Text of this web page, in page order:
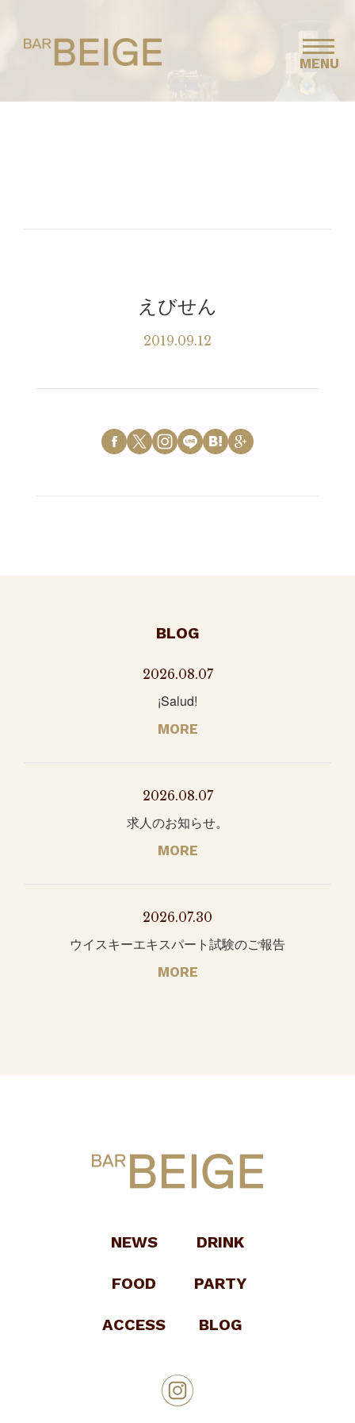
MENU
えびせん
2019.09.12
BLOG
2026.08.07
¡Salud!
MORE
2026.08.07
求人のお知らせ。
MORE
2026.07.30
ウイスキーエキスパート試験のご報告
MORE
NEWS DRINK
FOOD PARTY
ACCESS BLOG